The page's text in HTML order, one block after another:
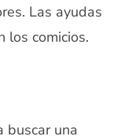
Las ayudas
los comicios.
buscar una